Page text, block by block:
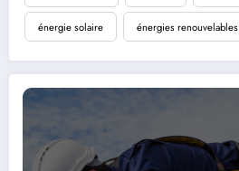
énergie solaire énergies renouvelables